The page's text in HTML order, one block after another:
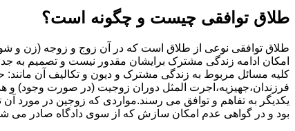
طلاق توافقی چیست و چگونه است؟
طلاق توافقی نوعی از طلاق است که در آن زوج و زوجه (زن و
امکان ادامه زندگی مشترک برایشان مقدور نیست و تصمیم به
کلیه مسائل مربوط به زندگی مشترک و دیون و تکالیف آن
فرزندان،جهیزیه،اجرت المثل دوران زوجیت (در صورت وجود) و
یکدیگر به تفاهم و توافق می رسند.مواردی که زوجین در مورد آن
بود و در گواهی عدم امکان سازش که از سوی دادگاه صادر می